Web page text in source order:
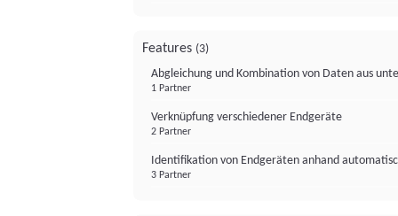
Features (3)
Abgleichung und Kombination von Daten aus
1 Partner
Verknüpfung verschiedener Endgeräte
2 Partner
Identifikation von Endgeräten anhand
3 Partner